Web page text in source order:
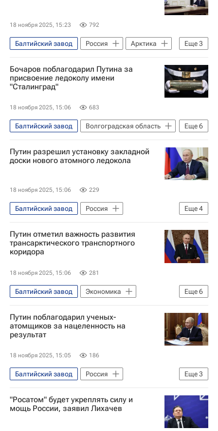
18 ноября 2025, 15:23 792
Еще3
Балтийский завод Россия
Арктика
Владимир Путин
Алексей Лихачев
Бочаров поблагодарил Путина за
присвоение ледоколу имени
"Сталинград"
18 ноября 2025, 15:06 683
Еще6
Балтийский завод
Волгоградская область
Сталинград
Санкт-Петербург
Андрей Бочаров
Алексей Лихачев
Политика
Путин разрешил установку закладной
доски нового атомного ледокола
18 ноября 2025, 15:06 229
Еще4
Балтийский завод
Россия
Санкт-Петербург
Владимир Путин
Алексей Лихачев
Путин отметил важность развития
трансарктического транспортного
коридора
18 ноября 2025, 15:06 281
Еще6
Балтийский завод
Экономика
Россия
Санкт-Петербург
Арктика
Владимир Путин
Алексей Лихачев
Путин поблагодарил ученых-
атомщиков за нацеленность на
результат
18 ноября 2025, 15:05 186
Еще3
Балтийский завод
Россия
Владимир Путин
Алексей Лихачев
"Росатом" будет укреплять силу и
мощь России, заявил Лихачев